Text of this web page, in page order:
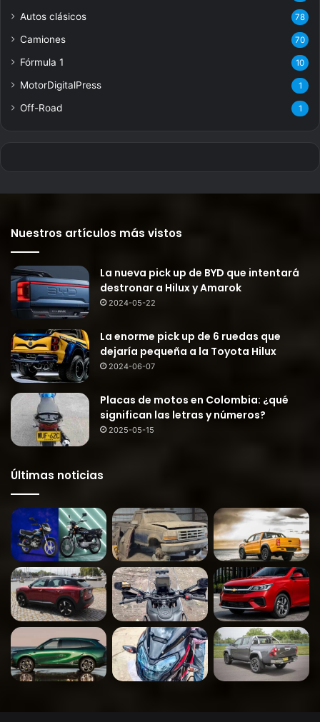
Autos clásicos 78
Camiones 70
Fórmula 1 10
MotorDigitalPress 1
Off-Road 1
Nuestros artículos más vistos
La nueva pick up de BYD que intentará
destronar a Hilux y Amarok
2024-05-22
La enorme pick up de 6 ruedas que
dejaría pequeña a la Toyota Hilux
2024-06-07
Placas de motos en Colombia: ¿qué
significan las letras y números?
2025-05-15
Últimas noticias